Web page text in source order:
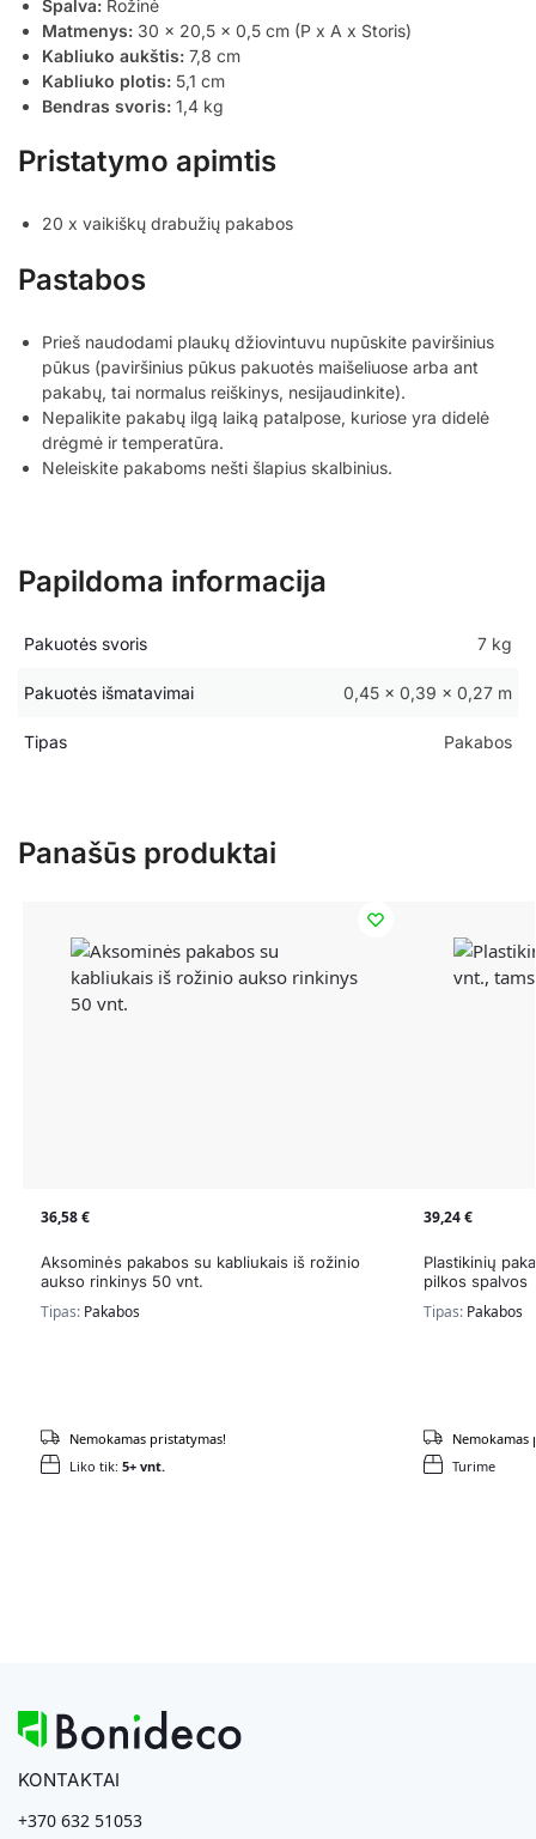
Spalva: Rožinė
Matmenys: 30 x 20,5 x 0,5 cm (P x A x Storis)
Kabliuko aukštis: 7,8 cm
Kabliuko plotis: 5,1 cm
Bendras svoris: 1,4 kg
Pristatymo apimtis
20 x vaikiškų drabužių pakabos
Pastabos
Prieš naudodami plaukų džiovintuvu nupūskite paviršinius
pūkus (paviršinius pūkus pakuotės maišeliuose arba ant
pakabų, tai normalus reiškinys, nesijaudinkite).
Nepalikite pakabų ilgą laiką patalpose, kuriose yra didelė
drėgmė ir temperatūra.
Neleiskite pakaboms nešti šlapius skalbinius.
Papildoma informacija
Pakuotės svoris 7 kg
Pakuotės išmatavimai 0,45 × 0,39 × 0,27 m
Tipas Pakabos
Panašūs produktai
36,58€
Aksominės pakabos su kabliukais iš rožinio
aukso rinkinys 50 vnt.
Tipas: Pakabos
Liko tik: 5+ vnt.
Nemokamas pristatymas!
39,24€
Plastikinių
pilkos spalvos
Tipas: Pakabos
Turime
Nemokamas
KONTAKTAI
+370 632 51053